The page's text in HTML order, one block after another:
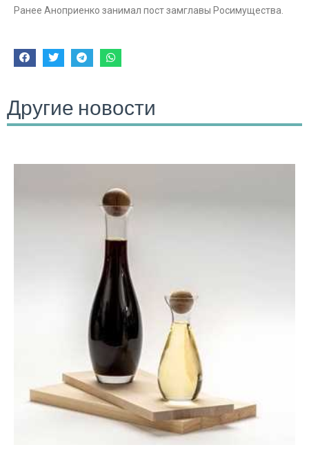
Ранее Аноприенко занимал пост замглавы Росимущества.
Другие новости